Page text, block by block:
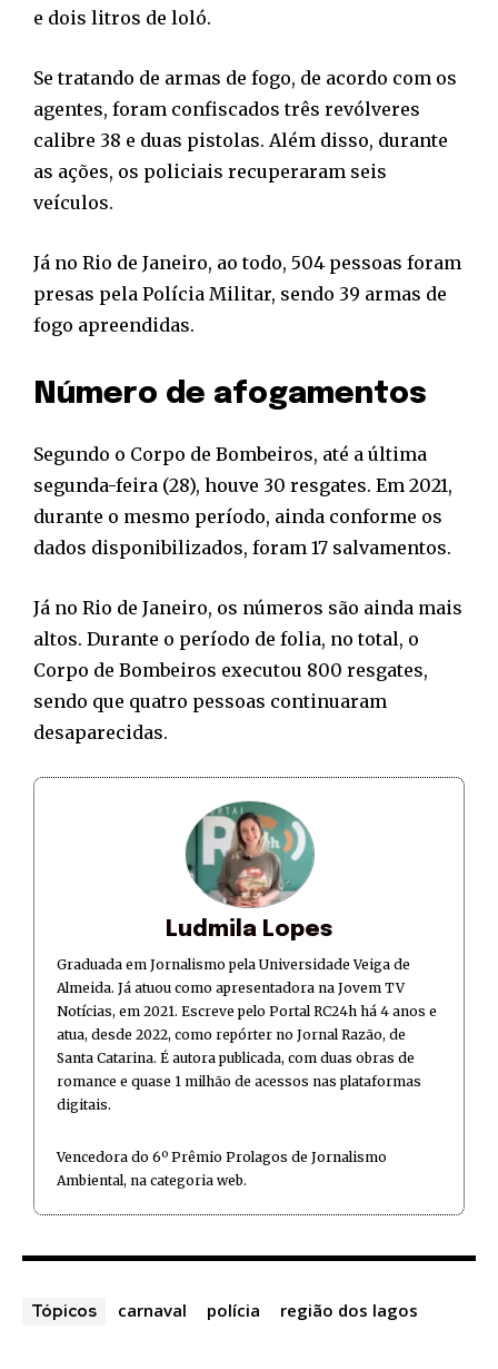
e dois litros de loló.
Se tratando de armas de fogo, de acordo com os
agentes, foram confiscados três revólveres
calibre 38 e duas pistolas. Além disso, durante
as ações, os policiais recuperaram seis
veículos.
Já no Rio de Janeiro, ao todo, 504 pessoas foram
presas pela Polícia Militar, sendo 39 armas de
fogo apreendidas.
Número de afogamentos
Segundo o Corpo de Bombeiros, até a última
segunda-feira (28), houve 30 resgates. Em 2021,
durante o mesmo período, ainda conforme os
dados disponibilizados, foram 17 salvamentos.
Já no Rio de Janeiro, os números são ainda mais
altos. Durante o período de folia, no total, o
Corpo de Bombeiros executou 800 resgates,
sendo que quatro pessoas continuaram
desaparecidas.
Ludmila Lopes
Graduada em Jornalismo pela Universidade Veiga de
Almeida. Já atuou como apresentadora na Jovem TV
Notícias, em 2021. Escreve pelo Portal RC24h há 4 anos e
atua, desde 2022, como repórter no Jornal Razão, de
Santa Catarina. É autora publicada, com duas obras de
romance e quase 1 milhão de acessos nas plataformas
digitais.
Vencedora do 6º Prêmio Prolagos de Jornalismo
Ambiental, na categoria web.
Tópicos carnaval polícia região dos lagos